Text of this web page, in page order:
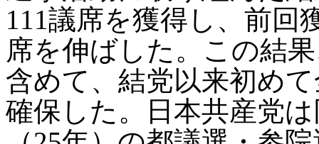
111議席を獲得し、前回
席を伸ばした。この結
含めて、結党以来初め
確保した。日本共産党